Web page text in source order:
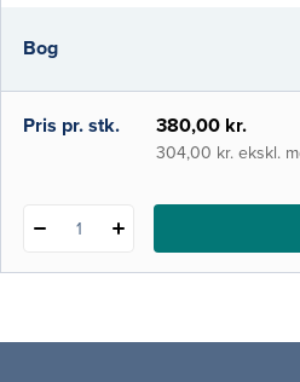
sig til tværfagligt
Bog
e-bog
Pris pr. stk. 380,00 kr.
304,00 kr. ekskl.
1